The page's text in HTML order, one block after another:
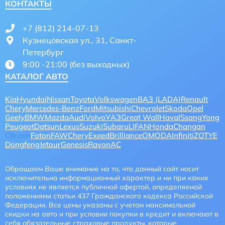
КАТАЛОГ АВТО
KiaHyundaiNissanToyotaVolkswagenВАЗ (LADA)Renault
CheryMercedes-BenzFordMitsubishiChevroletSkodaOpel
GeelyBMWMazdaAudiVolvoУАЗGreat WallHavalSsangYong
PeugeotDatsunLexusSuzukiSubaruLIFANHondaChangan
CitroenFotonFAWCheryExeedBrillianceOMODAInfinitiZOTYE
DongfengJetourGenesisRavonAC
КОНТАКТЫ
+7 (812) 214-07-13
Кузнецовская ул., 31, Санкт-
Петербург
9:00 -21:00 (без выходных)
Обращаем Ваше внимание на то, что данный сайт носит
исключительно информационный характер и ни при каких
условиях не является публичной офертой, определяемой
положениями статьи 437 Гражданского кодекса Российской
Федерации. Все цены указаны с учетом максимальной
скидки на авто и при условии покупки в кредит и включают в
себя обязательные страховые продукты, которые